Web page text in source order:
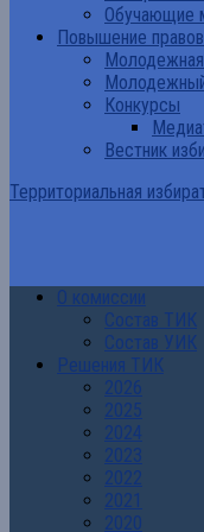
Обучающие
Повышение
Молодежная
Конкурсы
Вестник
Территориальная
О комиссии
Состав ТИК
Состав УИК
Решения ТИК
2026
2025
2024
2023
2022
2021
2020